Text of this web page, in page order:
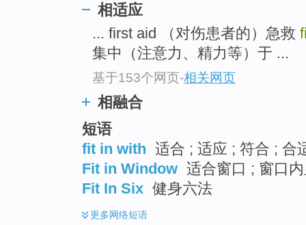
相适应
... first aid （对伤患者的）急救
集中（注意力、精力等）于 ...
基于153个网页-相关网页
相融合
短语
fit in with 适合 ; 适应 ; 符合 ; 合
Fit in Window 适合窗口 ; 窗口
Fit In Six 健身六法
更多网络短语